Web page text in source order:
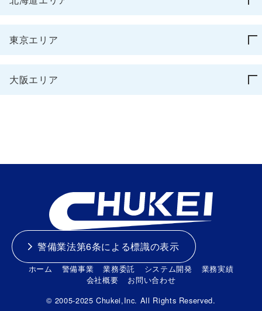
東京エリア
大阪エリア
警備業法第6条による標識の表示
ホーム 警備事業 業務委託 システム開発
業務実績
会社概要
お問い合わせ
© 2005-2025 Chukei,Inc. All Rights Reserved.